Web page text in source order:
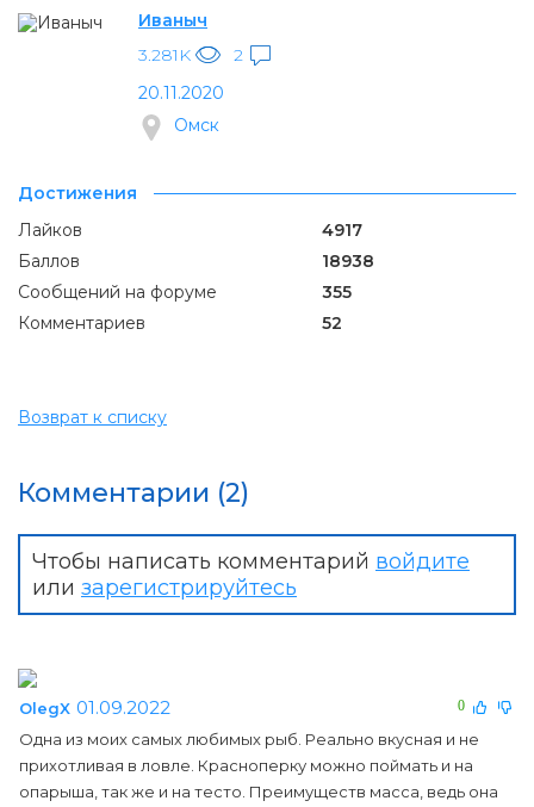
Иваныч
3.281K
2
20.11.2020
Омск
Достижения
Лайков
4917
Баллов
18938
Сообщений на форуме
355
Комментариев
52
Возврат к списку
Комментарии (2)
Чтобы написать комментарий войдите
или зарегистрируйтесь
0
OlegX 01.09.2022
Одна из моих самых любимых рыб. Реально вкусная и не
прихотливая в ловле. Красноперку можно поймать и на
опарыша, так же и на тесто. Преимуществ масса, ведь она